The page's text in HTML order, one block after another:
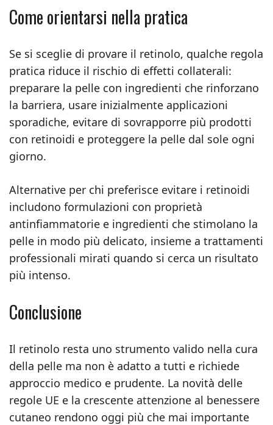
Come orientarsi nella pratica
Se si sceglie di provare il retinolo, qualche regola
pratica riduce il rischio di effetti collaterali:
preparare la pelle con ingredienti che rinforzano
la barriera, usare inizialmente applicazioni
sporadiche, evitare di sovrapporre più prodotti
con retinoidi e proteggere la pelle dal sole ogni
giorno.
Alternative per chi preferisce evitare i retinoidi
includono formulazioni con proprietà
antinfiammatorie e ingredienti che stimolano la
pelle in modo più delicato, insieme a trattamenti
professionali mirati quando si cerca un risultato
più intenso.
Conclusione
Il retinolo resta uno strumento valido nella cura
della pelle ma non è adatto a tutti e richiede
approccio medico e prudente. La novità delle
regole UE e la crescente attenzione al benessere
cutaneo rendono oggi più che mai importante